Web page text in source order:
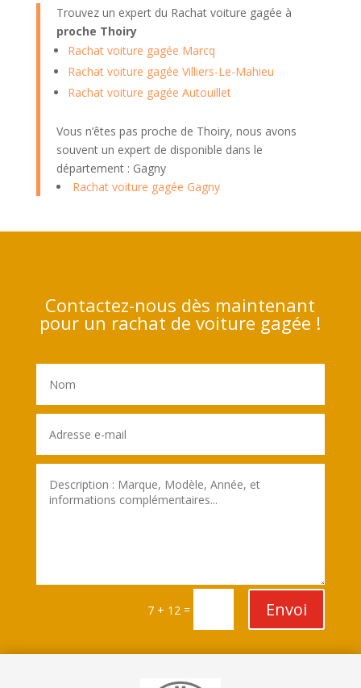
Trouvez un expert du Rachat voiture gagée à
proche Thoiry
Rachat voiture gagée Marcq
Rachat voiture gagée Villiers-Le-Mahieu
Rachat voiture gagée Autouillet
Vous n’êtes pas proche de Thoiry, nous avons
souvent un expert de disponible dans le
département : Gagny
Rachat voiture gagée Gagny
Contactez-nous dès maintenant
pour un rachat de voiture gagée !
7 + 12 = Envoi